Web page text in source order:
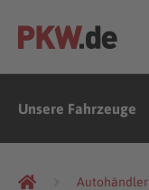
Unsere Fahrzeuge
Autohändler